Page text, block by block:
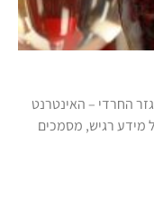
החרדי – האינטרנט
מידע רגיש, מסמכים